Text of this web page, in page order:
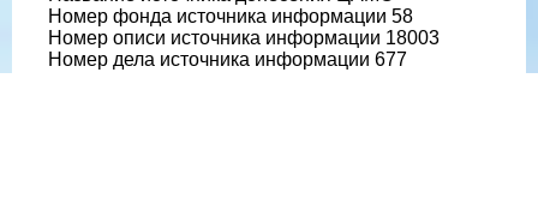
Номер фонда источника информации 58
Номер описи источника информации 18003
Номер дела источника информации 677